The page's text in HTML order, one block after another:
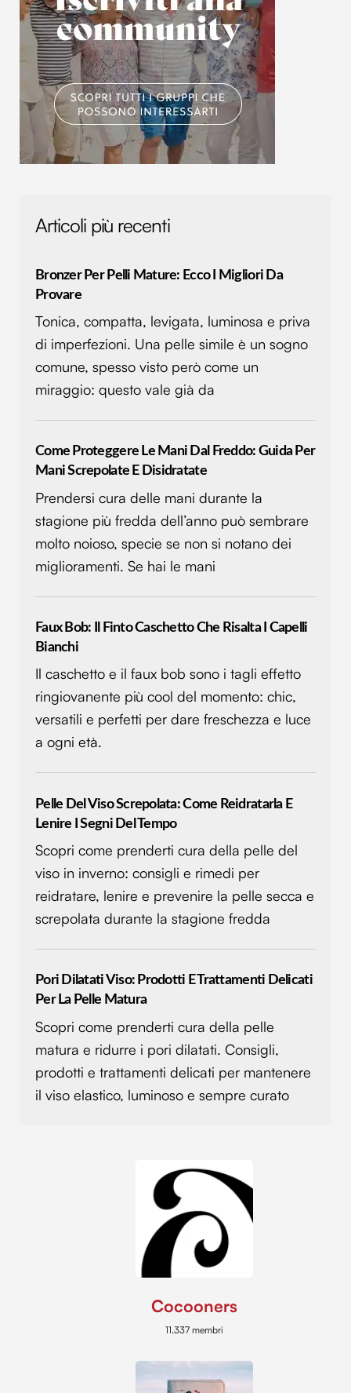
Articoli più recenti
Bronzer Per Pelli Mature: Ecco I Migliori Da
Provare
Tonica, compatta, levigata, luminosa e priva
di imperfezioni. Una pelle simile è un sogno
comune, spesso visto però come un
miraggio: questo vale già da
Come Proteggere Le Mani Dal Freddo: Guida Per
Mani Screpolate E Disidratate
Prendersi cura delle mani durante la
stagione più fredda dell’anno può sembrare
molto noioso, specie se non si notano dei
miglioramenti. Se hai le mani
Faux Bob: Il Finto Caschetto Che Risalta I Capelli
Bianchi
Il caschetto e il faux bob sono i tagli effetto
ringiovanente più cool del momento: chic,
versatili e perfetti per dare freschezza e luce
a ogni età.
Pelle Del Viso Screpolata: Come Reidratarla E
Lenire I Segni Del Tempo
Scopri come prenderti cura della pelle del
viso in inverno: consigli e rimedi per
reidratare, lenire e prevenire la pelle secca e
screpolata durante la stagione fredda
Pori Dilatati Viso: Prodotti E Trattamenti Delicati
Per La Pelle Matura
Scopri come prenderti cura della pelle
matura e ridurre i pori dilatati. Consigli,
prodotti e trattamenti delicati per mantenere
il viso elastico, luminoso e sempre curato
Cocooners
11.337 membri